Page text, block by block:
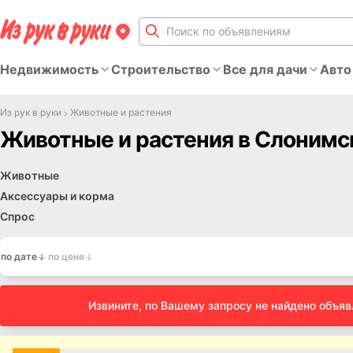
Недвижимость Строительство Все для дачи
Из рук в руки Животные и растения
Животные и растения в
Животные
Аксессуары и корма
Спрос
по дате по цене
Извините, по Вашему запросу не найдено